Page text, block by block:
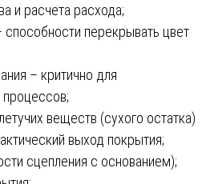
и расчета расхода;
способности перекрывать цвет
– критично для
процессов;
веществ (сухого остатка)
выход покрытия;
сцепления с основанием);